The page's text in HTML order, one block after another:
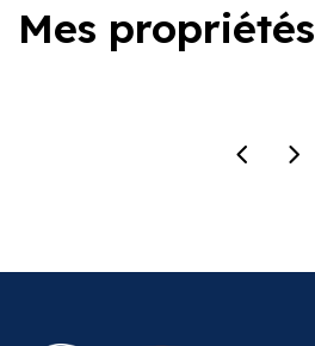
Mes propriétés